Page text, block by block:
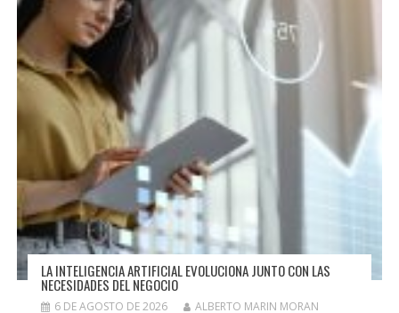
LA INTELIGENCIA ARTIFICIAL EVOLUCIONA JUNTO CON LAS
NECESIDADES DEL NEGOCIO
6 DE AGOSTO DE 2026 ALBERTO MARIN MORAN